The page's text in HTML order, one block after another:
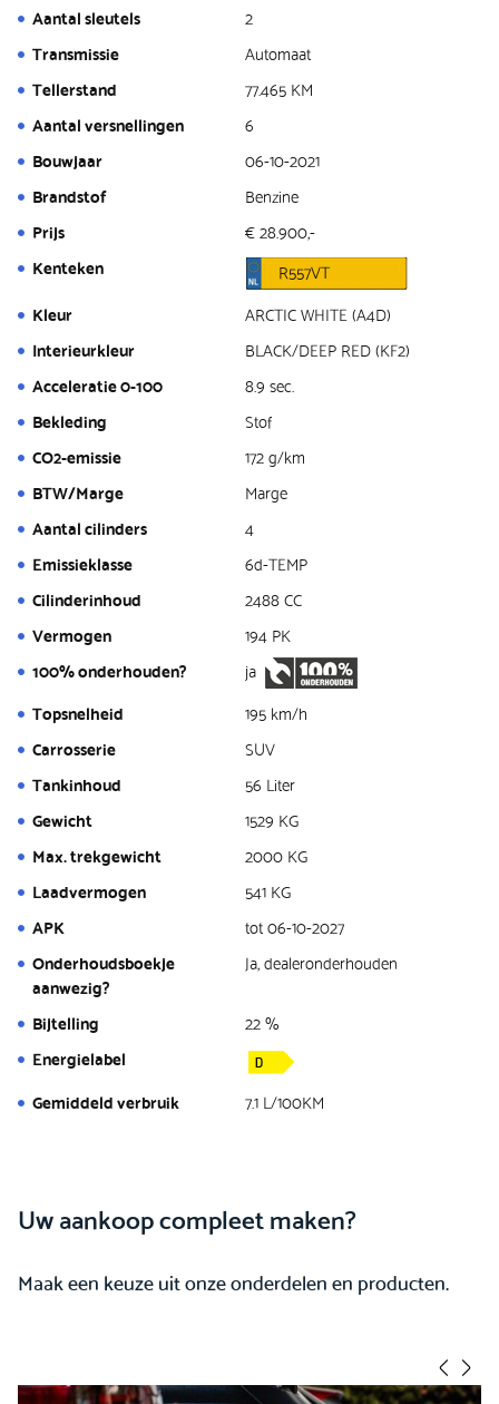
Aantal sleutels
2
Transmissie
Automaat
Tellerstand
77.465 KM
Aantal versnellingen
6
Bouwjaar
06-10-2021
Brandstof
Benzine
Prijs
€ 28.900,-
Kenteken
R557VT
Kleur
ARCTIC WHITE (A4D)
Interieurkleur
BLACK/DEEP RED (KF2)
Acceleratie 0-100
8.9 sec.
Bekleding
Stof
CO2-emissie
172 g/km
BTW/Marge
Marge
Aantal cilinders
4
Emissieklasse
6d-TEMP
Cilinderinhoud
2488 CC
Vermogen
194 PK
100% onderhouden?
ja
Topsnelheid
195 km/h
Carrosserie
SUV
Tankinhoud
56 Liter
Gewicht
1529 KG
Max. trekgewicht
2000 KG
Laadvermogen
541 KG
APK
tot 06-10-2027
Onderhoudsboekje
aanwezig?
Ja, dealeronderhouden
Bijtelling
22 %
Energielabel
Gemiddeld verbruik
7.1 L/100KM
Uw aankoop compleet maken?
Maak een keuze uit onze onderdelen en producten.